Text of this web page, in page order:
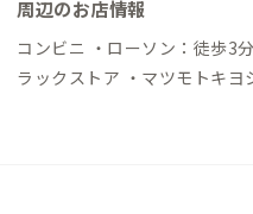
福江港→（徒歩10分）→到着 自動車でアクセスする場合 ▼福江
空港から →（一般道7分）
道10分）→長崎港ターミナル
道1時間50分）→長崎港ター
周辺のお店情報
コンビニ ・ローソン：徒歩3分 スーパー ・エレナ：徒歩10分 ド
ラックストア ・マツモトキヨ